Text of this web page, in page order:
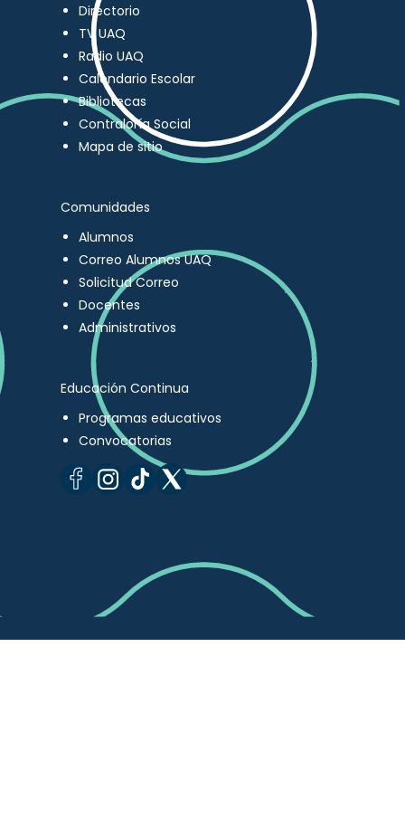
Directorio
TV UAQ
Radio UAQ
Calendario Escolar
Bibliotecas
Contraloría Social
Mapa de sitio
Comunidades
Alumnos
Correo Alumnos UAQ
Solicitud Correo
Docentes
Administrativos
Educación Continua
Programas educativos
Convocatorias